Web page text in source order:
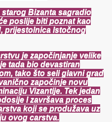
starog Bizanta sagradio
poslije biti poznat kao
prijestolnica Istočnog
je započinjanje velike
tada bio devastiran
tako što seli glavni grad
započinje novu
Vizantije. Tek jedan
I završava proces
koji se produžava uz
ovog carstva.